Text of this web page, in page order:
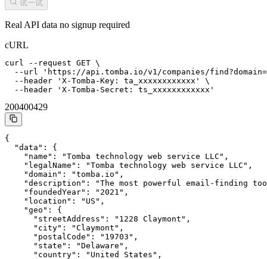
试一试
Real API data no signup required
cURL
curl --request GET \
--url 'https://api.tomba.io/v1/companies/
  --header 'X-Tomba-Key: ta_xxxxxxxxxxxx' \
  --header 'X-Tomba-Secret: ts_xxxxxxxxxxxx'
200400429
{
  "data": {
    "name": "Tomba technology web service LLC",
    "legalName": "Tomba technology web service LLC",
    "domain": "tomba.io",
"description": "The most powerful email-finding
    "foundedYear": "2021",
    "location": "US",
    "geo": {
      "streetAddress": "1228 Claymont",
      "city": "Claymont",
      "postalCode": "19703",
      "state": "Delaware",
      "country": "United States",